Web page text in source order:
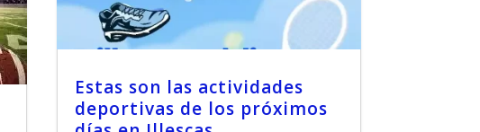
Estas son las actividades
deportivas de los próximos